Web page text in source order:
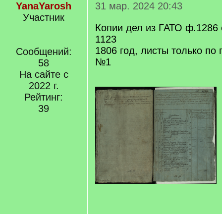
YanaYarosh
Участник
Сообщений:
58
На сайте с
2022 г.
Рейтинг:
39
31 мар. 2024 20:43
Копии дел из ГАТО ф.1286
1123
1806 год, листы только по
№1